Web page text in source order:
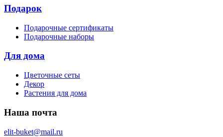
Подарок
Подарочные сертификаты
Подарочные наборы
Для дома
Цветочные сеты
Декор
Растения для дома
Наша почта
elit-buket@mail.ru